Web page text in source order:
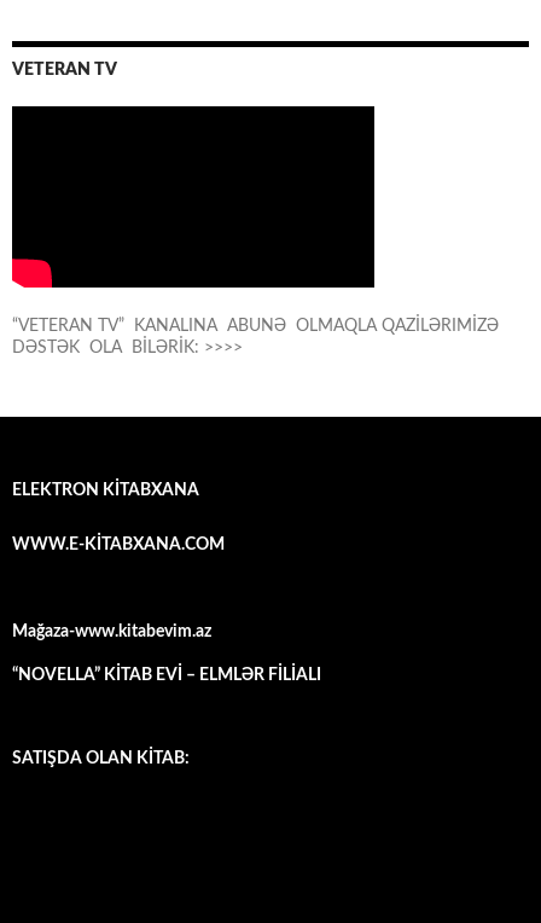
VETERAN TV
“VETERAN TV” KANALINA ABUNƏ OLMAQLA QAZİLƏRIMİZƏ
DƏSTƏK OLA BİLƏRİK: >>>>
ELEKTRON KİTABXANA
WWW.E-KİTABXANA.COM
Mağaza-www.kitabevim.az
“NOVELLA” KİTAB EVİ – ELMLƏR FİLİALI
SATIŞDA OLAN KİTAB: